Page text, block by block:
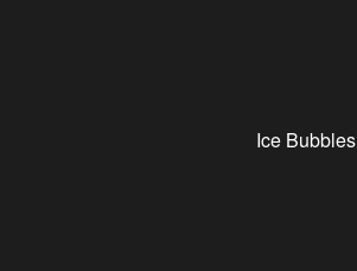
Ice Bubbles